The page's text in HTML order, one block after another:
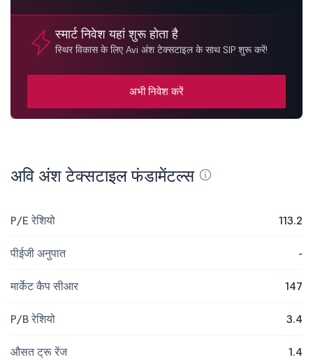
स्मार्ट निवेश यहां शुरू होता है
स्थिर विकास के लिए Avi अंश टेक्सटाइल के साथ SIP शुरू करें!
अभी निवेश करें
अवि अंश टेक्सटाइल फंडामेंटल्स
P/E रेशियो 113.2
पीईजी अनुपात -
मार्केट कैप सीआर 147
P/B रेशियो 3.4
औसत ट्रू रेंज 1.4